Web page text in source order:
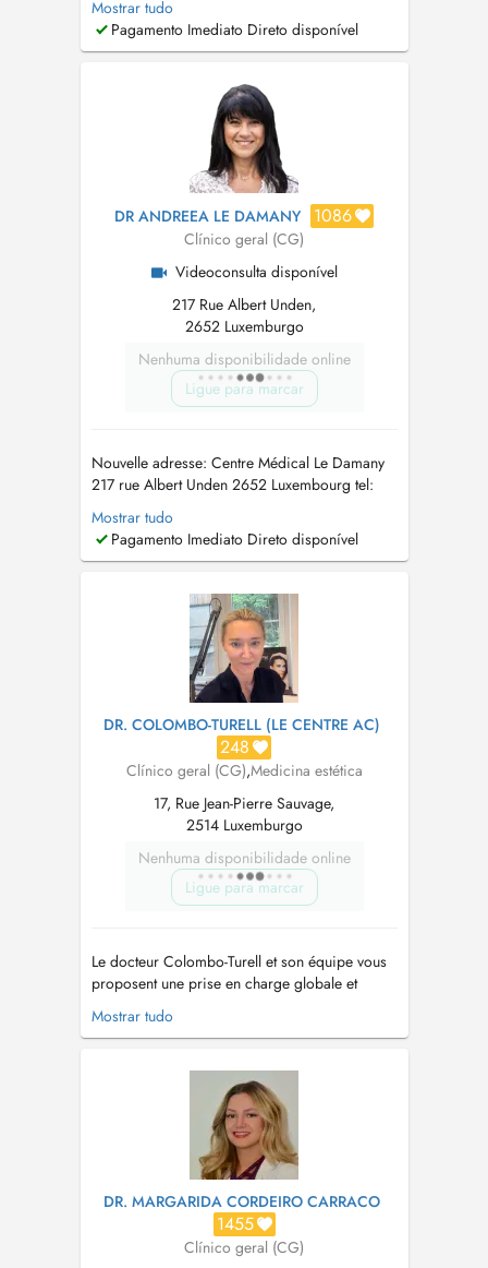
générale, contrôle annuel, bilan de santé,
vaccination, permis de conduire, certificat
assurance, certificat de sport et d'aptit...
Mostrar tudo
Pagamento Imediato Direto disponível
DR ANDREEA LE DAMANY 1086
Clínico geral (CG)
Videoconsulta disponível
217 Rue Albert Unden,
2652 Luxemburgo
Nenhuma disponibilidade online
Ligue para marcar
Nouvelle adresse: Centre Médical Le Damany
217 rue Albert Unden 2652 Luxembourg tel:
+352 28 51 89 42 Abonnés Orange utiliser:
+352 27 52 17 50 mail:secretariat@cm-
ledamany.com Bonjour cher patient, J'ai le
Centre Médical Le Damany Je...
Mostrar tudo
Pagamento Imediato Direto disponível
DR. COLOMBO-TURELL (LE CENTRE AC)
248
Clínico geral (CG),Medicina estética
17, Rue Jean-Pierre Sauvage,
2514 Luxemburgo
Nenhuma disponibilidade online
Ligue para marcar
Le docteur Colombo-Turell et son équipe vous
proposent une prise en charge globale et
personnalisée pour le visage et le corps, au
travers de traitements comme de matériel qui
(hydrafacial, radiofréquence, lasers,
détatouage, cryolipolyse, injections, etc....
Mostrar tudo
DR. MARGARIDA CORDEIRO CARRACO
1455
Clínico geral (CG)